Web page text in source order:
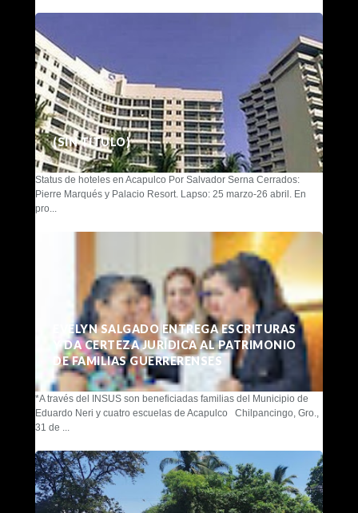
(SIN TÍTULO)
Status de hoteles en Acapulco Por Salvador Serna Cerrados:
Pierre Marqués y Palacio Resort. Lapso: 25 marzo-26 abril. En
pro...
EVELYN SALGADO ENTREGA ESCRITURAS
Y DA CERTEZA JURÍDICA AL PATRIMONIO
DE FAMILIAS GUERRERENSES
*A través del INSUS son beneficiadas familias del Municipio de
Eduardo Neri y cuatro escuelas de Acapulco Chilpancingo, Gro.,
31 de ...